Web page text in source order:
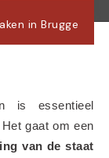
in Brugge
is essentieel
van de staat